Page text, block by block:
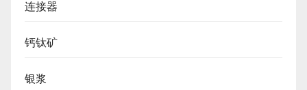
连接器
钙钛矿
银浆